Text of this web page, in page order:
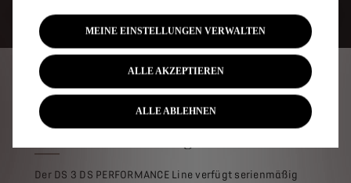
EINE HIGH-TECH-REISE
Der DS 3 DS PERFORMANCE Line verfügt serienmäßig
MEINE EINSTELLUNGEN VERWALTEN
ALLE AKZEPTIEREN
ALLE ABLEHNEN